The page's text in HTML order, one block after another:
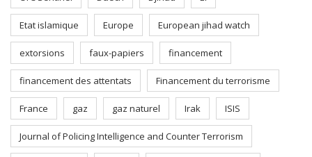
Etat islamique Europe European jihad watch
extorsions faux-papiers financement
financement des attentats Financement du terrorisme
France gaz gaz naturel Irak ISIS
Journal of Policing Intelligence and Counter Terrorism